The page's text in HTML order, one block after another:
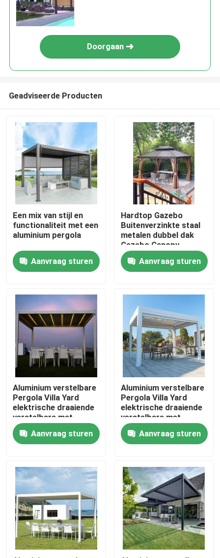
Huis
Producten
Ongeveer ons
Fabrieksreis
Kwaliteitscontrole
Contacteer ons
Verzoek om een Citaat
De Pergola van het aluminiumterras
De Pergola van aluminiumlouvered
Doorgaan
Geadviseerde Producten
Een mix van stijl en
functionaliteit met een
aluminium pergola
Aanvraag sturen
Hardtop Gazebo
Buitenverzinkte staal
metalen dubbel dak
Gazebo Canopy
Aanvraag sturen
Aluminium verstelbare
Pergola Villa Yard
elektrische draaiende
verstelbare met
uittrekbaar dak
Aanvraag sturen
Aluminium verstelbare
Pergola Villa Yard
elektrische draaiende
verstelbare met
uittrekbaar dak
Aanvraag sturen